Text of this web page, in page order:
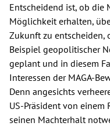
Entscheidend ist, ob die
Möglichkeit erhalten,
Zukunft zu entscheiden,
Beispiel geopolitischer
geplant und in diesem
Interessen der MAGA-
Denn angesichts
US-Präsident von einem
seinen Machterhalt